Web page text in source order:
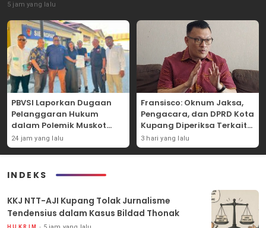
5 jam yang lalu
PBVSI Laporkan Dugaan
Pelanggaran Hukum
dalam Polemik Muskot
Kota Kupang
24 jam yang lalu
Fransisco: Oknum Jaksa,
Pengacara, dan DPRD Kota
Kupang Diperiksa Terkait
Kasus Akun TikTok Lika Liku
NTT
3 hari yang lalu
INDEKS
KKJ NTT-AJI Kupang Tolak Jurnalisme
Tendensius dalam Kasus Bildad Thonak